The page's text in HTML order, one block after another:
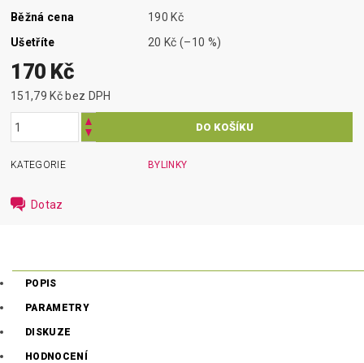
Běžná cena
190 Kč
Ušetříte
20 Kč(–10 %)
170 Kč
151,79 Kč bez DPH
KATEGORIE BYLINKY
Dotaz
POPIS
PARAMETRY
DISKUZE
HODNOCENÍ